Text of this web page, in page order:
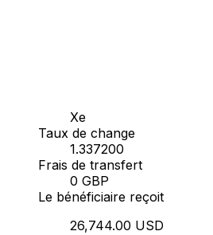
Xe
Taux de change
1.337200
Frais de transfert
0 GBP
Le bénéficiaire reçoit
26,744.00 USD